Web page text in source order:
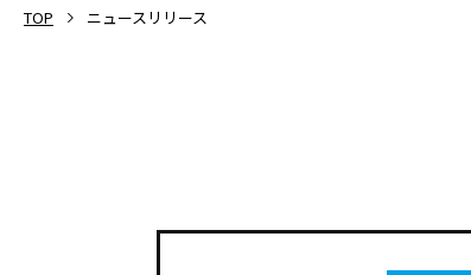
TOP ニュースリリース